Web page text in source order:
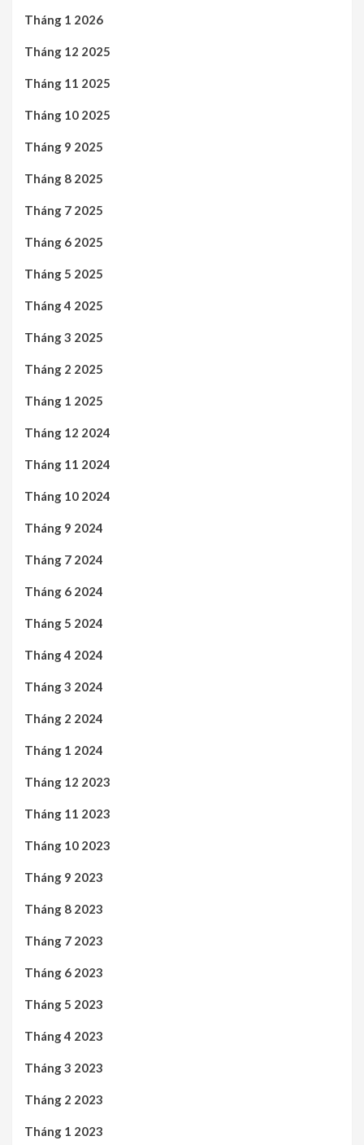
Tháng 1 2026
Tháng 12 2025
Tháng 11 2025
Tháng 10 2025
Tháng 9 2025
Tháng 8 2025
Tháng 7 2025
Tháng 6 2025
Tháng 5 2025
Tháng 4 2025
Tháng 3 2025
Tháng 2 2025
Tháng 1 2025
Tháng 12 2024
Tháng 11 2024
Tháng 10 2024
Tháng 9 2024
Tháng 7 2024
Tháng 6 2024
Tháng 5 2024
Tháng 4 2024
Tháng 3 2024
Tháng 2 2024
Tháng 1 2024
Tháng 12 2023
Tháng 11 2023
Tháng 10 2023
Tháng 9 2023
Tháng 8 2023
Tháng 7 2023
Tháng 6 2023
Tháng 5 2023
Tháng 4 2023
Tháng 3 2023
Tháng 2 2023
Tháng 1 2023